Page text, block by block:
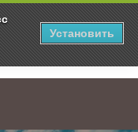
Установить
приостановление